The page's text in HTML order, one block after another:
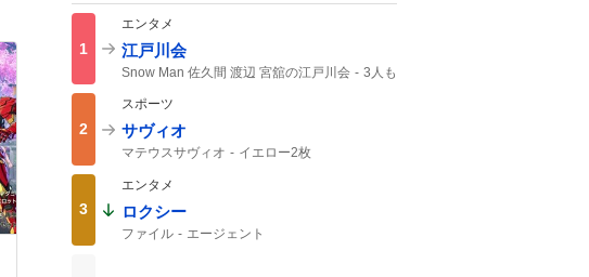
1
エンタメ
江戸川会
Snow Man 佐久間 渡辺 宮舘の江戸川会
3人も
2
スポーツ
サヴィオ
マテウスサヴィオ
イエロー2枚
レッドカード
3
エンタメ
ロクシー
ファイル エージェント